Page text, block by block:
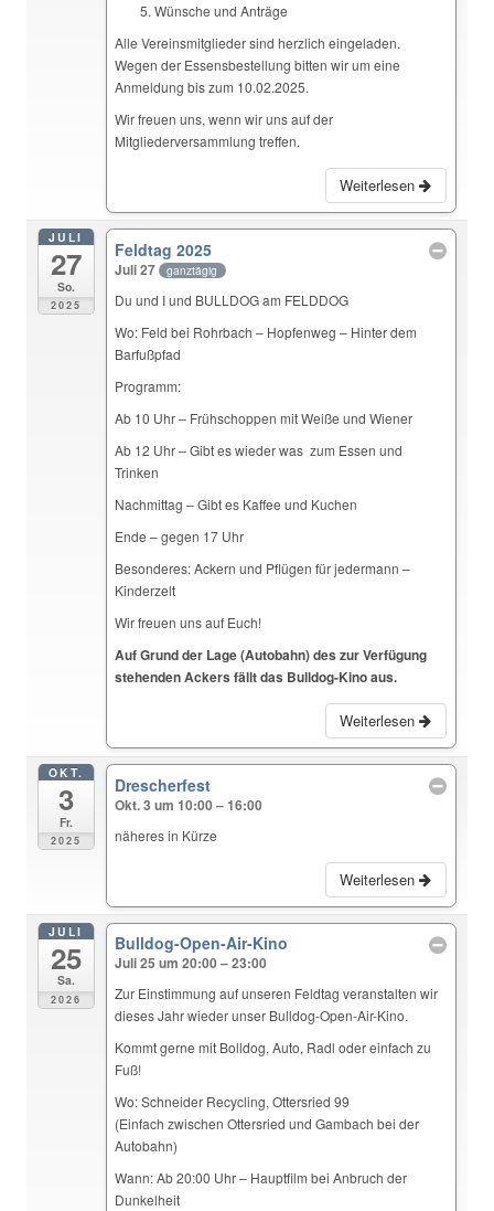
Wünsche und Anträge
Alle Vereinsmitglieder sind herzlich eingeladen.
Wegen der Essensbestellung bitten wir um eine
Anmeldung bis zum 10.02.2025.
Wir freuen uns, wenn wir uns auf der
Mitgliederversammlung treffen.
Weiterlesen
JULI
27
So.
2025
Feldtag 2025
Juli 27 ganztägig
Du und I und BULLDOG am FELDDOG
Wo: Feld bei Rohrbach – Hopfenweg – Hinter dem
Barfußpfad
Programm:
Ab 10 Uhr – Frühschoppen mit Weiße und Wiener
Ab 12 Uhr – Gibt es wieder was zum Essen und
Trinken
Nachmittag – Gibt es Kaffee und Kuchen
Ende – gegen 17 Uhr
Besonderes: Ackern und Pflügen für jedermann –
Kinderzelt
Wir freuen uns auf Euch!
Auf Grund der Lage (Autobahn) des zur Verfügung
stehenden Ackers fällt das Bulldog-Kino aus.
Weiterlesen
OKT.
3
Fr.
2025
Drescherfest
Okt. 3 um 10:00 – 16:00
näheres in Kürze
Weiterlesen
JULI
25
Sa.
2026
Bulldog-Open-Air-Kino
Juli 25 um 20:00 – 23:00
Zur Einstimmung auf unseren Feldtag veranstalten wir
dieses Jahr wieder unser Bulldog-Open-Air-Kino.
Kommt gerne mit Bolldog, Auto, Radl oder einfach zu
Fuß!
Wo: Schneider Recycling, Ottersried 99
(Einfach zwischen Ottersried und Gambach bei der
Autobahn)
Wann: Ab 20:00 Uhr – Hauptfilm bei Anbruch der
Dunkelheit